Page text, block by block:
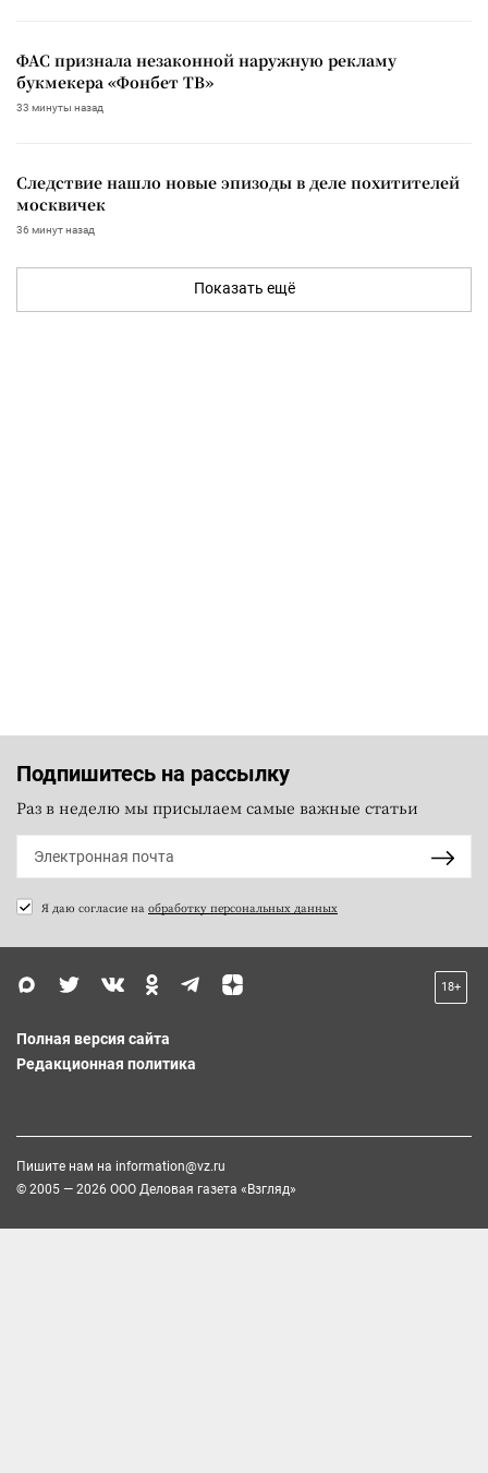
ФАС признала незаконной наружную рекламу
букмекера «Фонбет ТВ»
33 минуты назад
Следствие нашло новые эпизоды в деле похитителей
москвичек
36 минут назад
Показать ещё
Подпишитесь на рассылку
Раз в неделю мы присылаем самые важные статьи
Я даю согласие на обработку персональных данных
18+
Полная версия сайта
Редакционная политика
Пишите нам на information@vz.ru
© 2005 — 2026 ООО Деловая газета «Взгляд»